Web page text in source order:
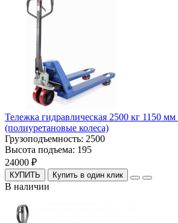
Тележка гидравлическая 2500 кг 1150
(полиуретановые колеса)
Грузоподъемность: 2500
Высота подъема: 195
24000 ₽
КУПИТЬ Купить в один клик
В наличии